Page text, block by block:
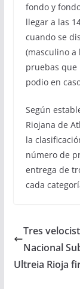
fondo y
llegar a las
cuando se
(masculino a
pruebas
podio en
Según
Riojana de
la
número de
entrega de
cada
Tres
Nacional
Ultreia Rioja